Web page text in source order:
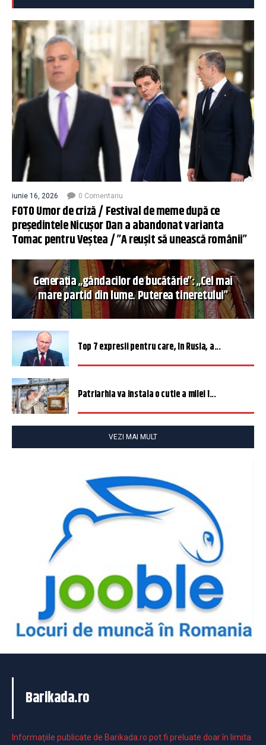
iunie 16, 2026 0 Comentariu
FOTO Umor de criză / Festival de meme după ce
președintele Nicușor Dan a abandonat varianta
Tomac pentru Veștea / ”A reușit să unească românii”
Generația „gândacilor de bucătărie”: „Cel mai
mare partid din lume. Puterea tineretului”
Top 7 expresii pentru care, în Rusia, a...
Patriarhia va instala o cutie a milei î...
VEZI MAI MULT
Barikada.ro
Informaţiile publicate de Barikada.ro pot fi preluate doar în limita